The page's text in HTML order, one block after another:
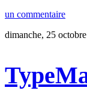
un commentaire
dimanche, 25